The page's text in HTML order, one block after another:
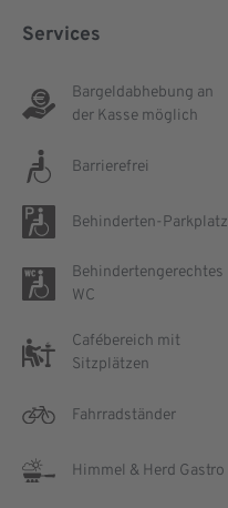
Services
Bargeldabhebung an
der Kasse möglich
Barrierefrei
Behinderten-Parkplatz
Behindertengerechtes
WC
Cafébereich mit
Sitzplätzen
Fahrradständer
Himmel & Herd Gastro